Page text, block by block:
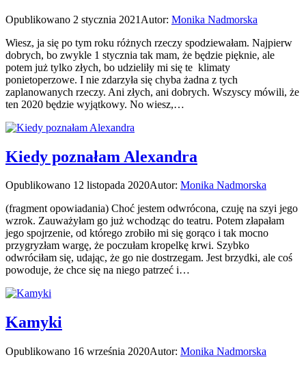
Opublikowano 2 stycznia 2021 Autor: Monika Nadmorska
Wiesz, ja się po tym roku różnych rzeczy spodziewałam. Najpierw
dobrych, bo zwykle 1 stycznia tak mam, że będzie pięknie, ale
potem już tylko złych, bo udzieliły mi się te klimaty
ponietoperzowe. I nie zdarzyła się chyba żadna z tych
zaplanowanych rzeczy. Ani złych, ani dobrych. Wszyscy mówili, że
ten 2020 będzie wyjątkowy. No wiesz,…
Kiedy poznałam Alexandra
Opublikowano 12 listopada 2020Autor: Monika Nadmorska
(fragment opowiadania) Choć jestem odwrócona, czuję na szyi jego
wzrok. Zauważyłam go już wchodząc do teatru. Potem złapałam
jego spojrzenie, od którego zrobiło mi się gorąco i tak mocno
przygryzłam wargę, że poczułam kropelkę krwi. Szybko
odwróciłam się, udając, że go nie dostrzegam. Jest brzydki, ale coś
powoduje, że chce się na niego patrzeć i…
Kamyki
Opublikowano 16 września 2020Autor: Monika Nadmorska